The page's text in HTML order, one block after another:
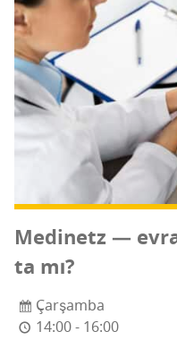
Medi­netz —
ta mı?
Çarşamba
14:00 - 16:00